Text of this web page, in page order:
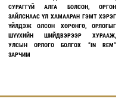
СУРАГГҮЙ АЛГА БОЛСОН, ОРГОН
ЗАЙЛСНААС ҮЛ ХАМААРАН ГЭМТ ХЭРЭГ
ҮЙЛДЭЖ ОЛСОН ХӨРӨНГӨ, ОРЛОГЫГ
ШҮҮХИЙН ШИЙДВЭРЭЭР ХУРААЖ,
УЛСЫН ОРЛОГО БОЛГОХ ”IN REM”
ЗАРЧИМ